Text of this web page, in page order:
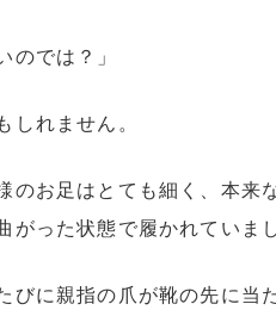
のでは？」
しれません。
のお足はとても細く、本来
がった状態で履かれていま
びに親指の爪が靴の先に当